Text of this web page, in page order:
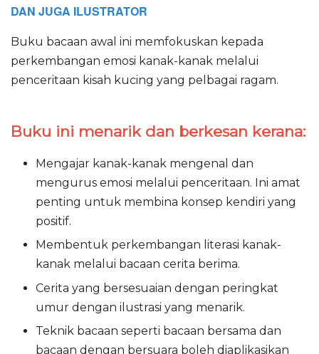
DAN JUGA ILUSTRATOR
Buku bacaan awal ini memfokuskan kepada
perkembangan emosi kanak-kanak melalui
penceritaan kisah kucing yang pelbagai ragam.
Buku ini menarik dan berkesan kerana:
Mengajar kanak-kanak mengenal dan
mengurus emosi melalui penceritaan. Ini amat
penting untuk membina konsep kendiri yang
positif.
Membentuk perkembangan literasi kanak-
kanak melalui bacaan cerita berima.
Cerita yang bersesuaian dengan peringkat
umur dengan ilustrasi yang menarik.
Teknik bacaan seperti bacaan bersama dan
bacaan dengan bersuara boleh diaplikasikan